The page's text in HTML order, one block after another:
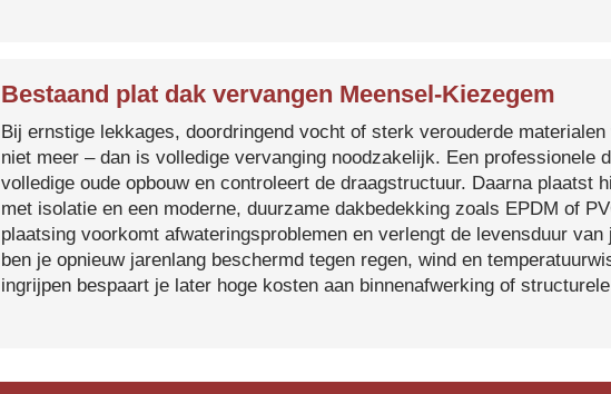
Bestaand plat dak vervangen Meensel-Kiezegem
Bij ernstige lekkages, doordringend vocht of sterk verouderde
niet meer – dan is volledige vervanging noodzakelijk. Een professionele
volledige oude opbouw en controleert de draagstructuur. Daarna plaatst
met isolatie en een moderne, duurzame dakbedekking zoals EPDM of
plaatsing voorkomt afwateringsproblemen en verlengt de levensduur
ben je opnieuw jarenlang beschermd tegen regen, wind en
ingrijpen bespaart je later hoge kosten aan binnenafwerking of